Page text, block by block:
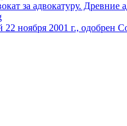
за адвокатуру. Древние
ноября 2001 г., одобрен